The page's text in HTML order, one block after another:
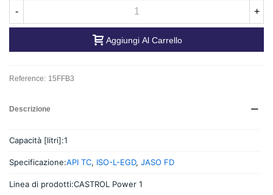
- +
Aggiungi Al Carrello
Reference: 15FFB3
Descrizione
Capacità [litri]:1
Specificazione:API TC, ISO-L-EGD, JASO FD
Linea di prodotti:CASTROL Power 1